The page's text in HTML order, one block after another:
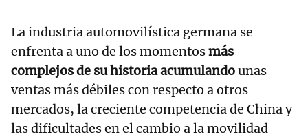
La industria automovilística germana se
enfrenta a uno de los momentosmás
complejos de su historia acumulandounas
ventas más débiles con respecto a otros
mercados, la creciente competencia de China y
las dificultades en el cambio a la movilidad